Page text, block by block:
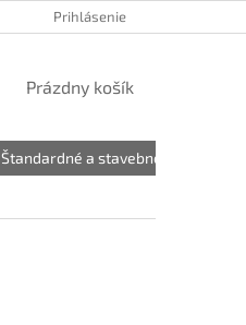
Prihlásenie
NÁKUPNÝ
Prázdny košík
Štandardné a stavebné profily